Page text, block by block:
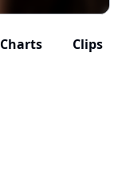
Charts Clips